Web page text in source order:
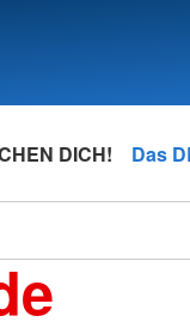
DICH! Das